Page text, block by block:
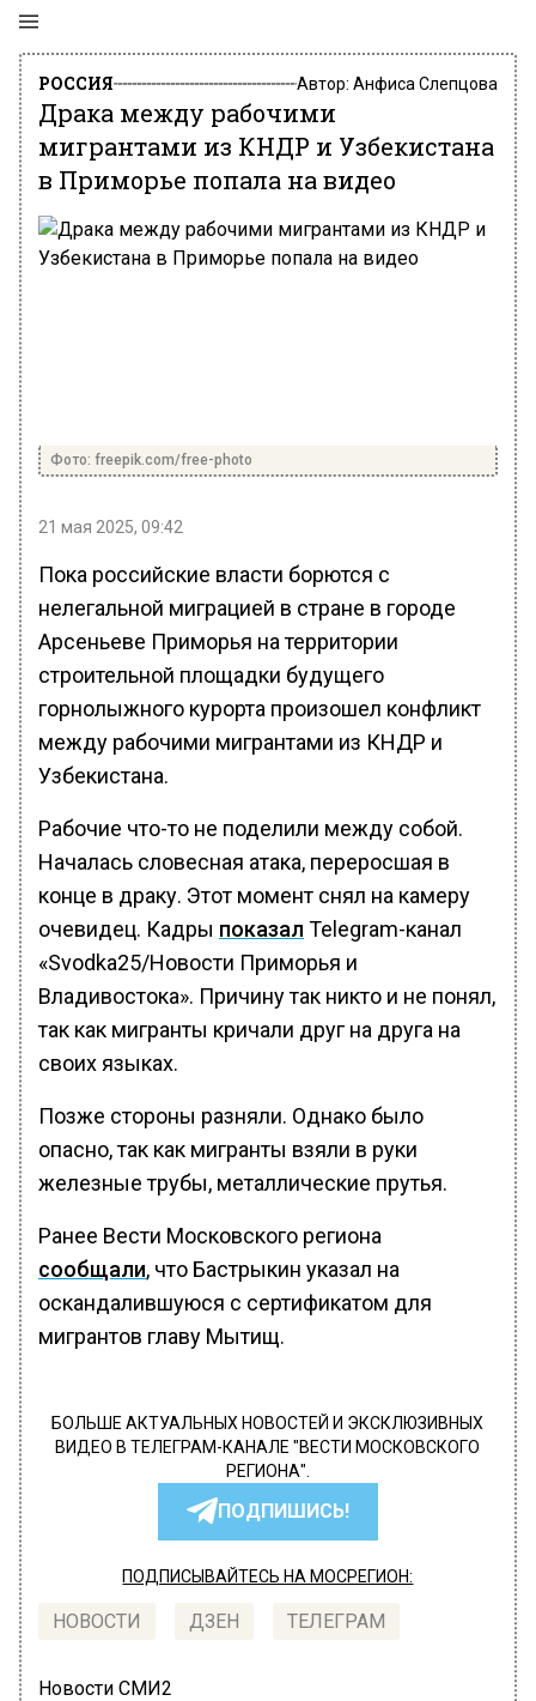
РОССИЯ Автор: Анфиса Слепцова
Драка между рабочими
мигрантами из КНДР и Узбекистана
в Приморье попала на видео
Фото: freepik.com/free-photo
21 мая 2025, 09:42
Пока российские власти борются с
нелегальной миграцией в стране в городе
Арсеньеве Приморья на территории
строительной площадки будущего
горнолыжного курорта произошел конфликт
между рабочими мигрантами из КНДР и
Узбекистана.
Рабочие что-то не поделили между собой.
Началась словесная атака, переросшая в
конце в драку. Этот момент снял на камеру
очевидец. Кадры показал Telegram-канал
«Svodka25/Новости Приморья и
Владивостока». Причину так никто и не понял,
так как мигранты кричали друг на друга на
своих языках.
Позже стороны разняли. Однако было
опасно, так как мигранты взяли в руки
железные трубы, металлические прутья.
Ранее Вести Московского региона
сообщали, что Бастрыкин указал на
оскандалившуюся с сертификатом для
мигрантов главу Мытищ.
БОЛЬШЕ АКТУАЛЬНЫХ НОВОСТЕЙ И ЭКСКЛЮЗИВНЫХ
ВИДЕО В ТЕЛЕГРАМ-КАНАЛЕ "ВЕСТИ МОСКОВСКОГО
РЕГИОНА".
ПОДПИШИСЬ!
ПОДПИСЫВАЙТЕСЬ НА МОСРЕГИОН:
НОВОСТИ ДЗЕН ТЕЛЕГРАМ
Новости СМИ2